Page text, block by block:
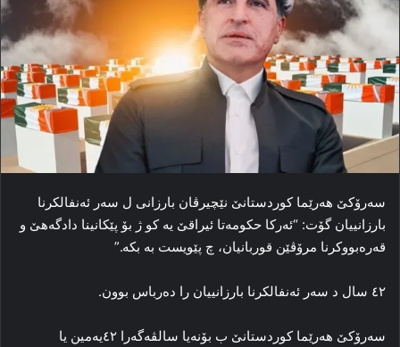
سه‌رۆکێ هه‌رێما کوردستانێ نێچیرڤان بارزانی ل سه‌ر ئه‌نفالکرنا
بارزانییان گۆت: “ئه‌رکا حکومه‌تا ئیراقێ یه‌ کو ژ بۆ پێکانینا دادگه‌هێ و
قه‌ره‌بووکرنا مرۆڤێن قوربانیان، چ پێویست به‌ بکه‌.”
٤۲ سال د سه‌ر ئه‌نفالکرنا بارزانییان را ده‌رباس بوون.
سه‌رۆکێ هه‌رێما کوردستانێ ب بۆنه‌یا سالڤه‌گه‌را ٤۲یه‌مین یا